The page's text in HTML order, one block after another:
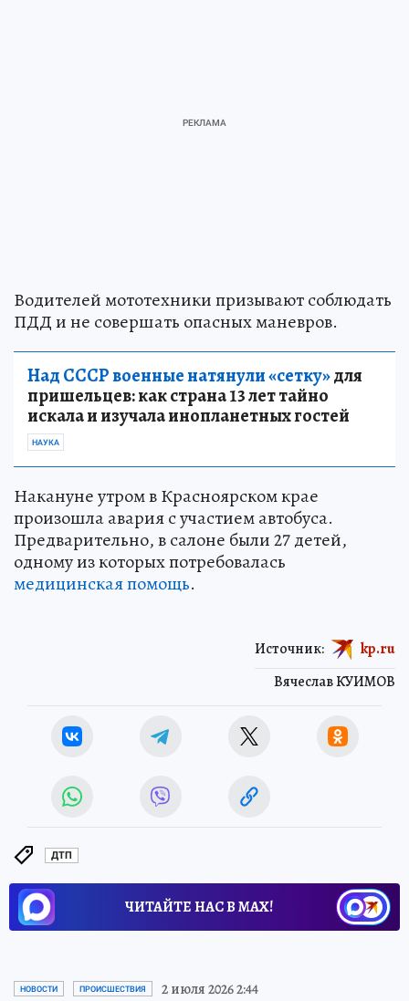
Водителей мототехники призывают соблюдать
ПДД и не совершать опасных маневров.
Над СССР военные натянули «сетку»для
пришельцев: как страна 13 лет тайно
искала и изучала инопланетных гостей
НАУКА
Накануне утром в Красноярском крае
произошла авария с участием автобуса.
Предварительно, в салоне были 27 детей,
одному из которых потребовалась
медицинская помощь.
Вячеслав КУИМОВ
Источник: kp.ru
ДТП
ЧИТАЙТЕ НАС В МАХ!
НОВОСТИ ПРОИСШЕСТВИЯ 2 июля 2026 2:44